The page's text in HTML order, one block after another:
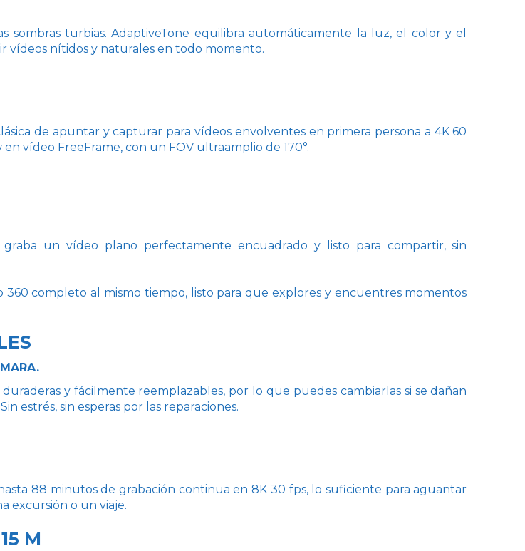
sombras turbias. AdaptiveTone equilibra automáticamente la luz, el color y el
vídeos nítidos y naturales en todo momento.
de apuntar y capturar para vídeos envolventes en primera persona a 4K 60
en vídeo FreeFrame, con un FOV ultraamplio de 170°.
un vídeo plano perfectamente encuadrado y listo para compartir, sin
360 completo al mismo tiempo, listo para que explores y encuentres momentos
duraderas y fácilmente reemplazables, por lo que puedes cambiarlas si se dañan
estrés, sin esperas por las reparaciones.
88 minutos de grabación continua en 8K 30 fps, lo suficiente para aguantar
excursión o un viaje.
M